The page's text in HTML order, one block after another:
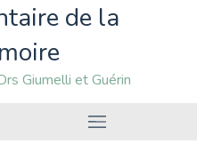
de la
Giumelli et Guérin